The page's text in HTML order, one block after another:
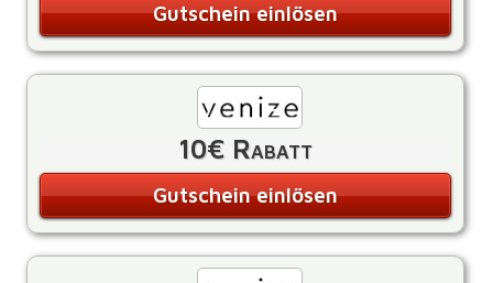
Gutschein einlösen
10€ Rabatt
Gutschein einlösen